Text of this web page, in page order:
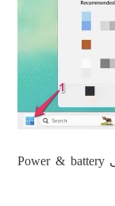
حالا بعد از کلیک بر روی تب System، راهی Power & battery